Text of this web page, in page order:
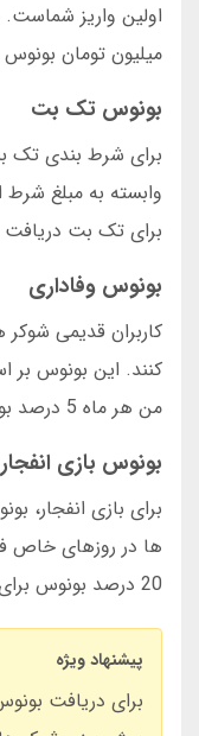
اولین واریز
میلیون تومان
بونوس تک بت
برای شرط بندی تک
برای تک بت دریافت
بونوس وفاداری
کاربران قدیمی
کنند. این بونوس
من هر ماه 5 درصد بونوس دریافت می کنم.
بونوس بازی انفجار
برای بازی انفجار،
ها در روزهای خاص
20 درصد بونوس برای بازی انفجار دریافت کردم.
پیشنهاد ویژه
برای دریافت